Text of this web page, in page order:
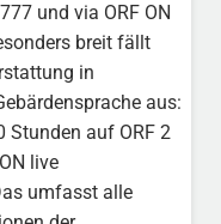
und via ORF ON
breit fällt
in
aus:
Stunden auf ORF 2
live
umfasst alle